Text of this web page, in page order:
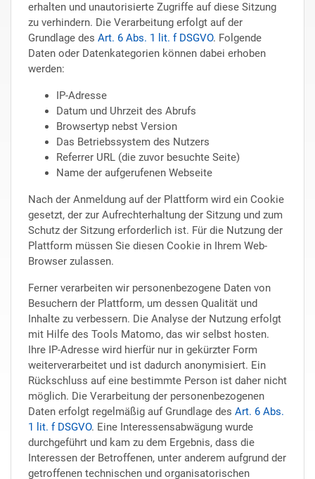
erhalten und unautorisierte Zugriffe auf diese Sitzung
zu verhindern. Die Verarbeitung erfolgt auf der
Grundlage des Art. 6 Abs. 1 lit. f DSGVO. Folgende
Daten oder Datenkategorien können dabei erhoben
werden:
IP-Adresse
Datum und Uhrzeit des Abrufs
Browsertyp nebst Version
Das Betriebssystem des Nutzers
Referrer URL (die zuvor besuchte Seite)
Name der aufgerufenen Webseite
Nach der Anmeldung auf der Plattform wird ein Cookie
gesetzt, der zur Aufrechterhaltung der Sitzung und zum
Schutz der Sitzung erforderlich ist. Für die Nutzung der
Plattform müssen Sie diesen Cookie in Ihrem Web-
Browser zulassen.
Ferner verarbeiten wir personenbezogene Daten von
Besuchern der Plattform, um dessen Qualität und
Inhalte zu verbessern. Die Analyse der Nutzung erfolgt
mit Hilfe des Tools Matomo, das wir selbst hosten.
Ihre IP-Adresse wird hierfür nur in gekürzter Form
weiterverarbeitet und ist dadurch anonymisiert. Ein
Rückschluss auf eine bestimmte Person ist daher nicht
möglich. Die Verarbeitung der personenbezogenen
Daten erfolgt regelmäßig auf Grundlage des Art. 6 Abs.
1 lit. f DSGVO. Eine Interessensabwägung wurde
durchgeführt und kam zu dem Ergebnis, dass die
Interessen der Betroffenen, unter anderem aufgrund der
getroffenen technischen und organisatorischen